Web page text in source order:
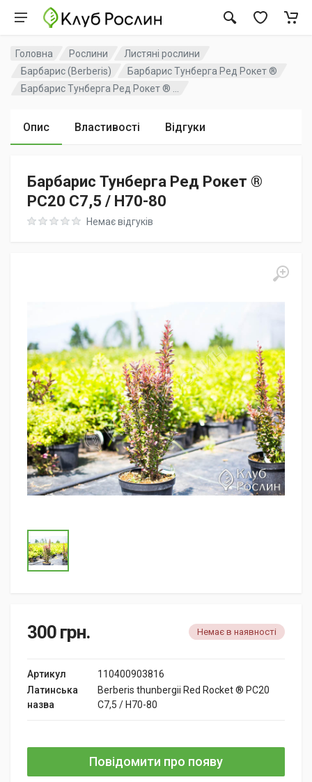
Головна Рослини
Листяні рослини
Барбарис (Berberis)
Барбарис Тунберга Ред Рокет ®
Барбарис Тунберга Ред Рокет ® ...
Опис Властивості Відгуки
Барбарис Тунберга Ред Рокет ®
PC20 C7,5 / H70-80
Rating: 0 out of 5Немає відгуків
300 грн. Немає в наявності
Артикул
110400903816
Латинська
назва
Berberis thunbergii Red Rocket ® PC20
C7,5 / H70-80
Повідомити про появу